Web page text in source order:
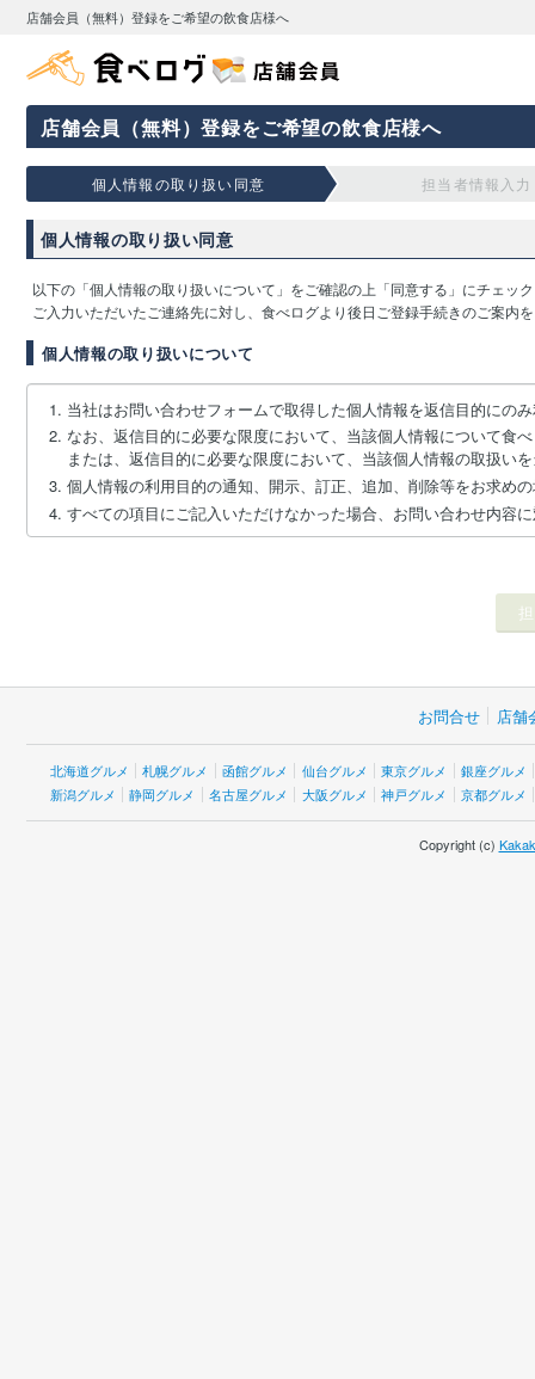
店舗会員（無料）登録をご希望の飲食店様へ
店舗会員（無料）登録をご希望の飲食店様へ
個人情報の取り扱い同意 担当者情報入力
個人情報の取り扱い同意
以下の「個人情報の取り扱いについて」をご確認の上「同意する」にチェッ
ご入力いただいたご連絡先に対し、食べログより後日ご登録手続きのご案内
個人情報の取り扱いについて
当社はお問い合わせフォームで取得した個人情報を返信目的にの
なお、返信目的に必要な限度において、当該個人情報について食
または、返信目的に必要な限度において、当該個人情報の取扱い
個人情報の利用目的の通知、開示、訂正、追加、削除等をお求め
すべての項目にご記入いただけなかった場合、お問い合わせ内容
お問合せ 店舗
北海道グルメ 札幌グルメ 函館グルメ 仙台グルメ 東京グルメ
銀座グルメ
新潟グルメ
静岡グルメ 名古屋グルメ 大阪グルメ 神戸グルメ 京都グルメ
Copyright (c)